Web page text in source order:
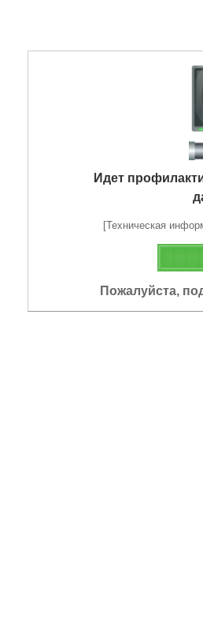
Идет
[Техническая
Пожалуйста,